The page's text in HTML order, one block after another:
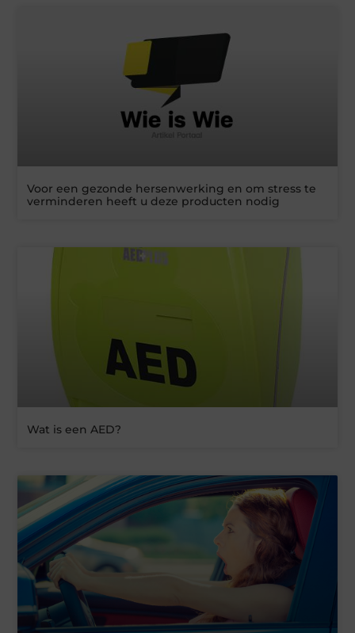
Voor een gezonde hersenwerking en om stress te
verminderen heeft u deze producten nodig
Wat is een AED?